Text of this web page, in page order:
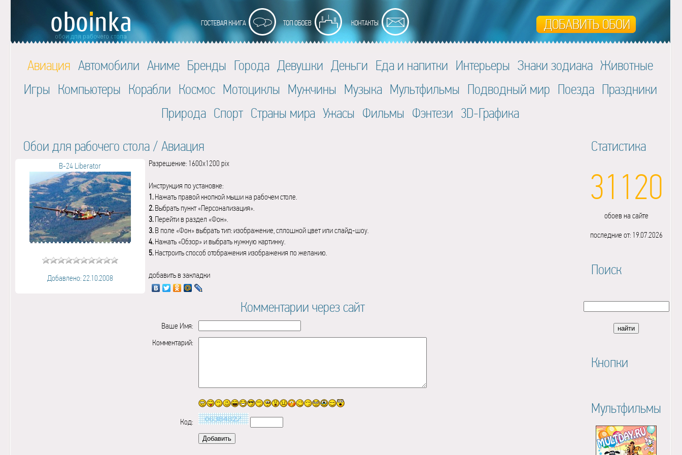
Авиация Автомобили Аниме Бренды Города Девушки Деньги Еда и напитки Интерьеры Знаки зодиака Животные
Игры Компьютеры Корабли Космос Мотоциклы Мужчины Музыка Мультфильмы Подводный мир Поезда Праздники
Природа Спорт Страны мира Ужасы Фильмы Фэнтези 3D-Графика
Обои для рабочего стола/ Авиация
B-24 Liberator
Добавлено: 22.10.2008
Разрешение: 1600x1200 pix
Инструкция по установке:
1.Нажать правой кнопкой мыши на рабочем столе.
2.Выбрать пункт «Персонализация».
3.Перейти в раздел «Фон».
3.В поле «Фон» выбрать тип: изображение, сплошной цвет или слайд-шоу.
4.Нажать «Обзор» и выбрать нужную картинку.
5.Настроить способ отображения изображения по желанию.
добавить в закладки
Комментарии через сайт
Ваше Имя:
Комментарий:
Код:
Статистика
31120
обоев на сайте
последние от: 19.07.2026
Поиск
Кнопки
Мультфильмы